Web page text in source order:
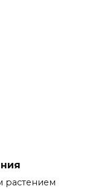
растением